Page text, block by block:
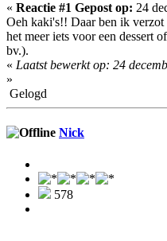
« Reactie #1 Gepost op: 24
Oeh kaki's!! Daar ben ik
het meer iets voor een dessert
bv.).
« Laatst bewerkt op: 24
»
Gelogd
Nick
578